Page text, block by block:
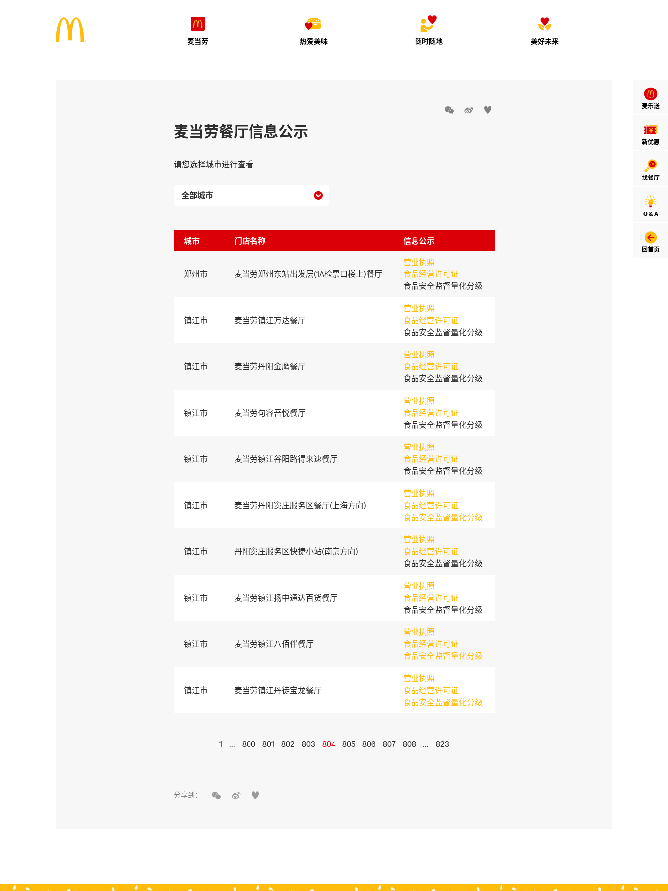
麦当劳 热爱美味 随时随地 美好未来
麦乐送
新优惠
找餐厅
Q & A
回首页
  
麦当劳餐厅信息公示
请您选择城市进行查看

城市 门店名称 信息公示
郑州市 麦当劳郑州东站出发层(1A检票口楼上)餐厅
营业执照
食品经营许可证
食品安全监督量化分级
镇江市 麦当劳镇江万达餐厅
营业执照
食品经营许可证
食品安全监督量化分级
镇江市 麦当劳丹阳金鹰餐厅
营业执照
食品经营许可证
食品安全监督量化分级
镇江市 麦当劳句容吾悦餐厅
营业执照
食品经营许可证
食品安全监督量化分级
镇江市 麦当劳镇江谷阳路得来速餐厅
营业执照
食品经营许可证
食品安全监督量化分级
镇江市 麦当劳丹阳窦庄服务区餐厅(上海方向)
营业执照
食品经营许可证
食品安全监督量化分级
镇江市 丹阳窦庄服务区快捷小站(南京方向)
营业执照
食品经营许可证
食品安全监督量化分级
镇江市 麦当劳镇江扬中通达百货餐厅
营业执照
食品经营许可证
食品安全监督量化分级
镇江市 麦当劳镇江八佰伴餐厅
营业执照
食品经营许可证
食品安全监督量化分级
镇江市 麦当劳镇江丹徒宝龙餐厅
营业执照
食品经营许可证
食品安全监督量化分级
1 ... 800 801 802 803 804 805 806 807 808 ... 823
分享到：   